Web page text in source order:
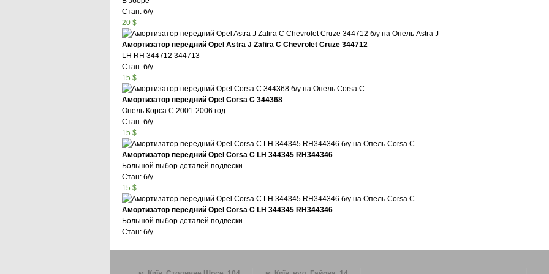
Стан: б/у
20 $
Амортизатор передний Opel Astra J Zafira C Chevrolet Cruze 344712
LH RH 344712 344713
Стан: б/у
15 $
Амортизатор передний Opel Corsa C 344368
Опель Корса С 2001-2006 год
Стан: б/у
15 $
Амортизатор передний Opel Corsa C LH 344345 RH344346
Большой выбор деталей подвески
Стан: б/у
15 $
Амортизатор передний Opel Corsa C LH 344345 RH344346
Большой выбор деталей подвески
Стан: б/у